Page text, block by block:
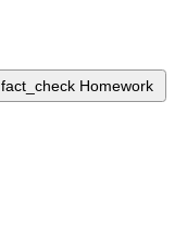
fact_check Homework